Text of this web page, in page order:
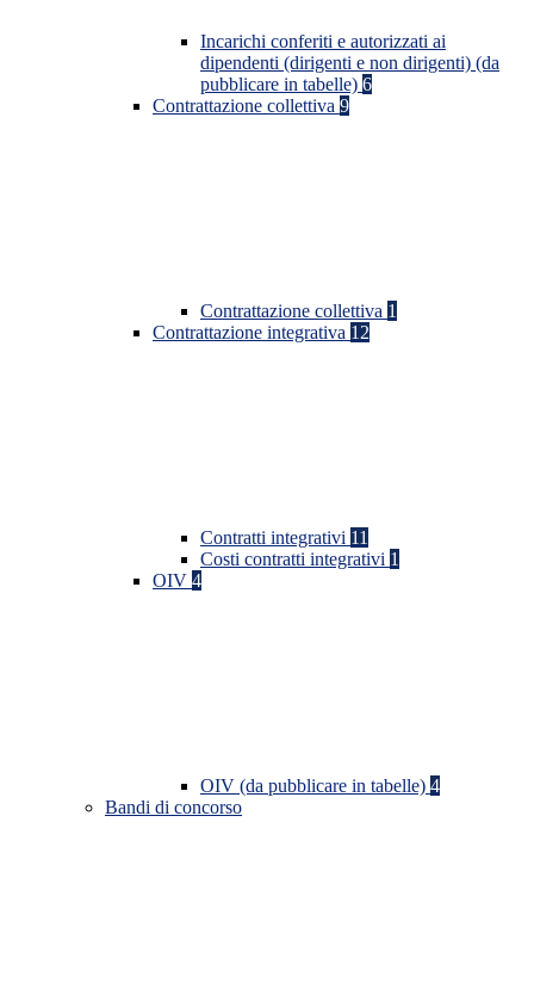
Incarichi conferiti e autorizzati ai
dipendenti (dirigenti e non dirigenti) (da
pubblicare in tabelle) 6
Contrattazione collettiva 9
Contrattazione collettiva 1
Contrattazione integrativa 12
Contratti integrativi 11
Costi contratti integrativi 1
OIV 4
OIV (da pubblicare in tabelle) 4
Bandi di concorso